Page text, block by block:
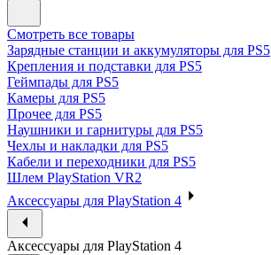
Смотреть все товары
Зарядные станции и аккумуляторы для PS5
Крепления и подставки для PS5
Геймпады для PS5
Камеры для PS5
Прочее для PS5
Наушники и гарнитуры для PS5
Чехлы и накладки для PS5
Кабели и переходники для PS5
Шлем PlayStation VR2
Аксессуары для PlayStation 4
Аксессуары для PlayStation 4